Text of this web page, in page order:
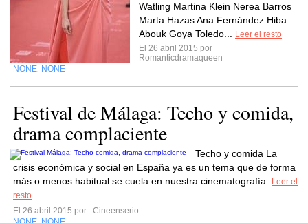
Watling Martina Klein Nerea Barros
Marta Hazas Ana Fernández Hiba
Abouk Goya Toledo...
Leer el resto
El 26 abril 2015 por
Romanticdramaqueen
NONE NONE
Festival de Málaga: Techo y comida,
drama complaciente
Techo y comida La
crisis económica y social en España ya es un tema que de forma
más o menos habitual se cuela en nuestra cinematografía.
Leer el
resto
El 26 abril 2015 por
Cineenserio